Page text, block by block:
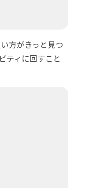
方がきっと見つ
ティに回すこと